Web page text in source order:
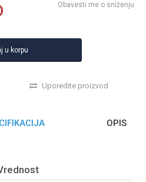
Obavesti me o sniženju
u korpu
Uporedite proizvod
OPIS